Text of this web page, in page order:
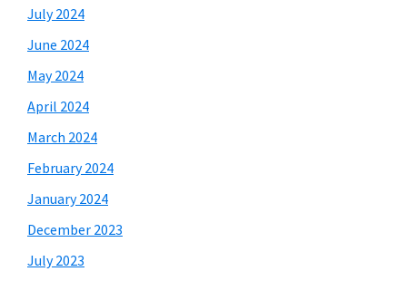
July 2024
June 2024
May 2024
April 2024
March 2024
February 2024
January 2024
December 2023
July 2023